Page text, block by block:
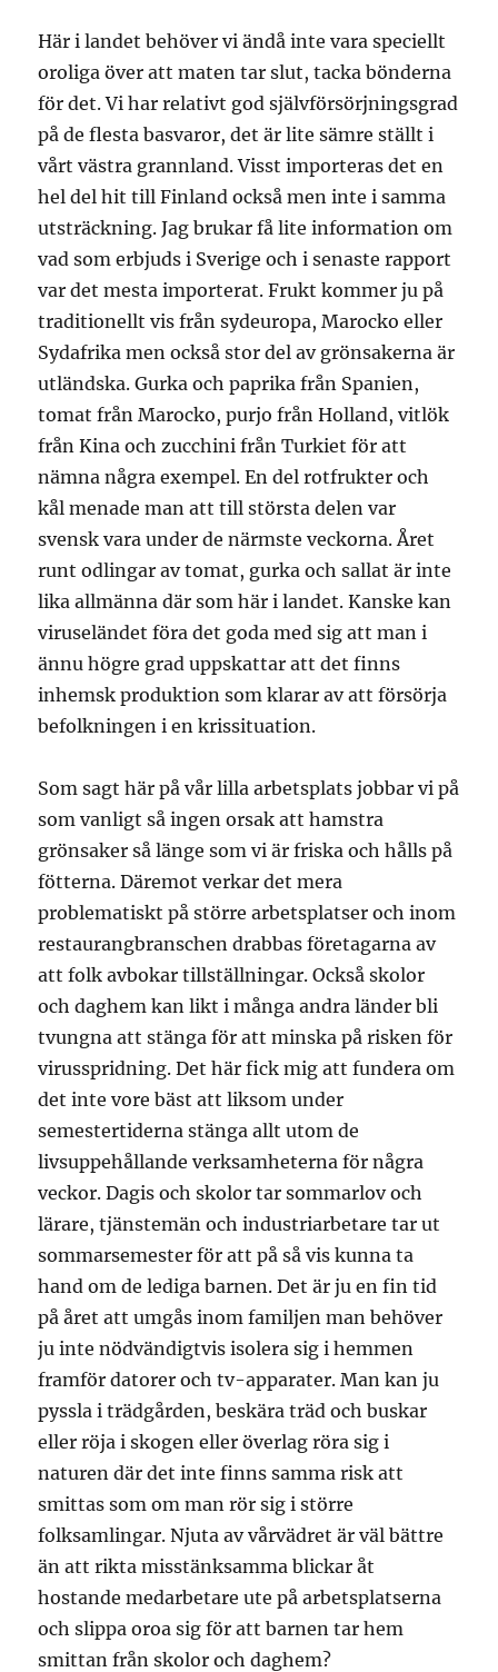
Här i landet behöver vi ändå inte vara speciellt
oroliga över att maten tar slut, tacka bönderna
för det. Vi har relativt god självförsörjningsgrad
på de flesta basvaror, det är lite sämre ställt i
vårt västra grannland. Visst importeras det en
hel del hit till Finland också men inte i samma
utsträckning. Jag brukar få lite information om
vad som erbjuds i Sverige och i senaste rapport
var det mesta importerat. Frukt kommer ju på
traditionellt vis från sydeuropa, Marocko eller
Sydafrika men också stor del av grönsakerna är
utländska. Gurka och paprika från Spanien,
tomat från Marocko, purjo från Holland, vitlök
från Kina och zucchini från Turkiet för att
nämna några exempel. En del rotfrukter och
kål menade man att till största delen var
svensk vara under de närmste veckorna. Året
runt odlingar av tomat, gurka och sallat är inte
lika allmänna där som här i landet. Kanske kan
viruseländet föra det goda med sig att man i
ännu högre grad uppskattar att det finns
inhemsk produktion som klarar av att försörja
befolkningen i en krissituation.
Som sagt här på vår lilla arbetsplats jobbar vi på
som vanligt så ingen orsak att hamstra
grönsaker så länge som vi är friska och hålls på
fötterna. Däremot verkar det mera
problematiskt på större arbetsplatser och inom
restaurangbranschen drabbas företagarna av
att folk avbokar tillställningar. Också skolor
och daghem kan likt i många andra länder bli
tvungna att stänga för att minska på risken för
virusspridning. Det här fick mig att fundera om
det inte vore bäst att liksom under
semestertiderna stänga allt utom de
livsuppehållande verksamheterna för några
veckor. Dagis och skolor tar sommarlov och
lärare, tjänstemän och industriarbetare tar ut
sommarsemester för att på så vis kunna ta
hand om de lediga barnen. Det är ju en fin tid
på året att umgås inom familjen man behöver
ju inte nödvändigtvis isolera sig i hemmen
framför datorer och tv-apparater. Man kan ju
pyssla i trädgården, beskära träd och buskar
eller röja i skogen eller överlag röra sig i
naturen där det inte finns samma risk att
smittas som om man rör sig i större
folksamlingar. Njuta av vårvädret är väl bättre
än att rikta misstänksamma blickar åt
hostande medarbetare ute på arbetsplatserna
och slippa oroa sig för att barnen tar hem
smittan från skolor och daghem?